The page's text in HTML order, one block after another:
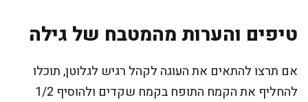
טיפים והערות מהמטבח של גילה
אם תרצו להתאים את העוגה לקהל רגיש לגלוטן, תוכלו
להחליף את הקמח התופח בקמח שקדים ולהוסיף 1/2